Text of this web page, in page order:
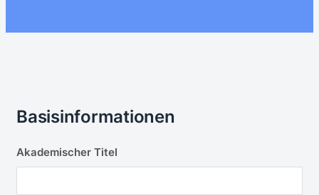
Basisinformationen
Akademischer Titel